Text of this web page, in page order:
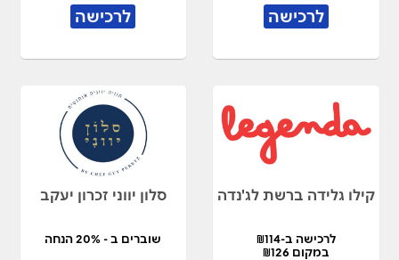
לרכישה לרכישה
קילו גלידה ברשת לג'נדה
לרכישה ב-₪114
במקום ₪126
סלון יווני זכרון יעקב
שוברים ב - 20% הנחה